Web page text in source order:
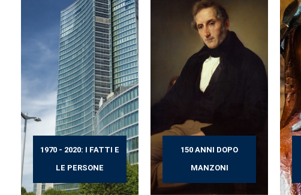
1970 - 2020: I FATTI E
LE PERSONE
150 ANNI DOPO
MANZONI